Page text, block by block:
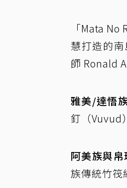
「Mata
慧打造的
師 Ronald
雅美/達悟
釘（Vuvud
阿美族與帛
族傳統竹筏